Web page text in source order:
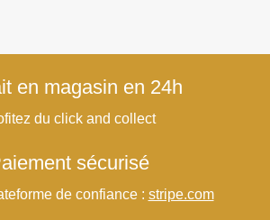
en magasin en 24h
du click and collect
sécurisé
de confiance : stripe.com